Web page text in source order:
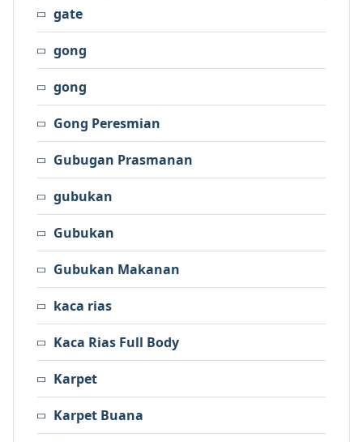
gate
gong
gong
Gong Peresmian
Gubugan Prasmanan
gubukan
Gubukan
Gubukan Makanan
kaca rias
Kaca Rias Full Body
Karpet
Karpet Buana